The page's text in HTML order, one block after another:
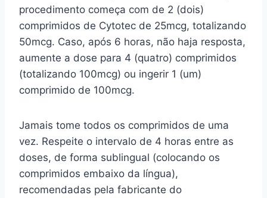
procedimento começa com de 2 (dois)
comprimidos de Cytotec de 25mcg, totalizando
50mcg. Caso, após 6 horas, não haja resposta,
aumente a dose para 4 (quatro) comprimidos
(totalizando 100mcg) ou ingerir 1 (um)
comprimido de 100mcg.
Jamais tome todos os comprimidos de uma
vez. Respeite o intervalo de 4 horas entre as
doses, de forma sublingual (colocando os
comprimidos embaixo da língua),
recomendadas pela fabricante do